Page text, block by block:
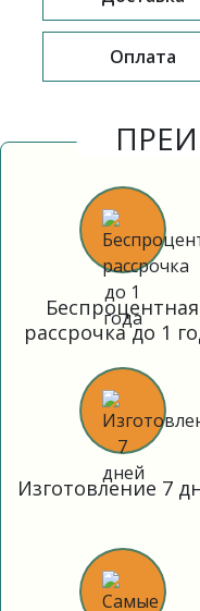
Оплата
Беспроцентная
рассрочка до 1
Изготовление 7